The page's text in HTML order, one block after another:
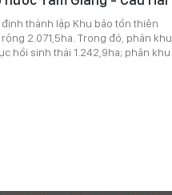
thành lập Khu bảo tồn thiên
2.071,5ha. Trong đó, phân khu
hồi sinh thái 1.242,9ha; phân khu